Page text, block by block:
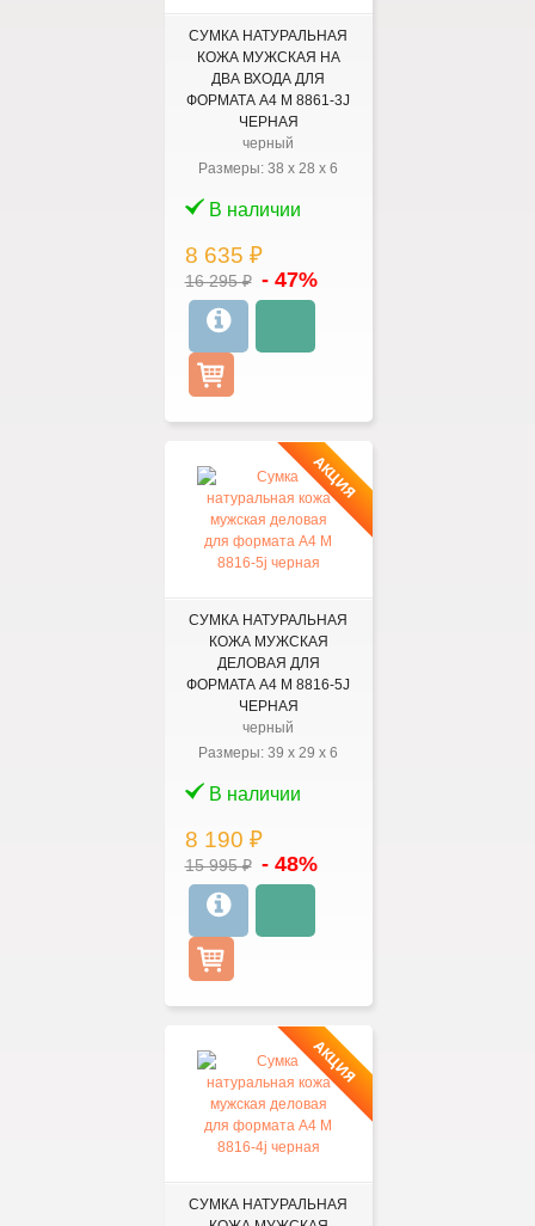
СУМКА НАТУРАЛЬНАЯ
КОЖА МУЖСКАЯ НА
ДВА ВХОДА ДЛЯ
ФОРМАТА А4 M 8861-3J
ЧЕРНАЯ
черный
Размеры:38x28x6
В наличии
8 635 ₽
16 295 ₽ - 47%
АКЦИЯ
СУМКА НАТУРАЛЬНАЯ
КОЖА МУЖСКАЯ
ДЕЛОВАЯ ДЛЯ
ФОРМАТА А4 M 8816-5J
ЧЕРНАЯ
черный
Размеры:39x29x6
В наличии
8 190 ₽
15 995 ₽ - 48%
АКЦИЯ
СУМКА НАТУРАЛЬНАЯ